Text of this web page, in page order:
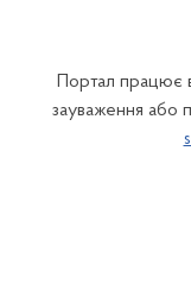
Портал працює
зауваження або